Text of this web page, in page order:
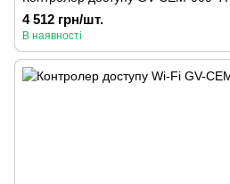
4 512 грн/шт.
В наявності